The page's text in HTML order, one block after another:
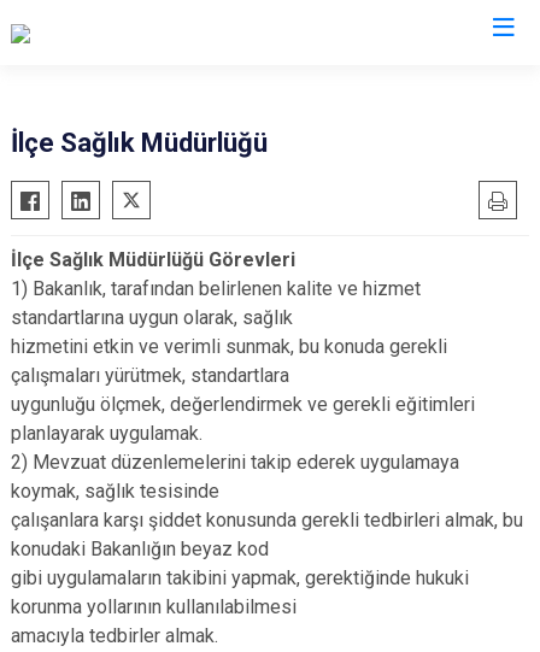
Aşkale
Çat
Hınıs
Horasan
Aziziye
İspir
Karaçoban
Karayazı
Köprüköy
Narman
Pasinler
Pazaryolu
Şenkaya
Tekman
Tortum
Uzundere
Yakutiye
İlçe Sağlık Müdürlüğü
İlçe Sağlık Müdürlüğü Görevleri
1) Bakanlık, tarafından belirlenen kalite ve hizmet
standartlarına uygun olarak, sağlık
hizmetini etkin ve verimli sunmak, bu konuda gerekli
çalışmaları yürütmek, standartlara
uygunluğu ölçmek, değerlendirmek ve gerekli eğitimleri
planlayarak uygulamak.
2) Mevzuat düzenlemelerini takip ederek uygulamaya
koymak, sağlık tesisinde
çalışanlara karşı şiddet konusunda gerekli tedbirleri almak, bu
konudaki Bakanlığın beyaz kod
gibi uygulamaların takibini yapmak, gerektiğinde hukuki
korunma yollarının kullanılabilmesi
amacıyla tedbirler almak.